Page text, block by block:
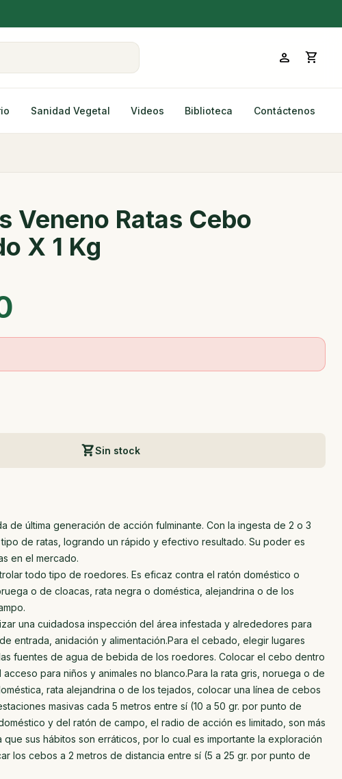
person shopping_cart
Sanidad Vegetal Videos Biblioteca Contáctenos
Veneno Ratas Cebo
X 1 Kg
Sin stock
de última generación de acción fulminante. Con la ingesta de 2 o 3
de ratas, logrando un rápido y efectivo resultado. Su poder es
en el mercado.
todo tipo de roedores. Es eficaz contra el ratón doméstico o
o de cloacas, rata negra o doméstica, alejandrina o de los
una cuidadosa inspección del área infestada y alrededores para
entrada, anidación y alimentación.Para el cebado, elegir lugares
fuentes de agua de bebida de los roedores. Colocar el cebo dentro
para niños y animales no blanco.Para la rata gris, noruega o de
rata alejandrina o de los tejados, colocar una línea de cebos
masivas cada 5 metros entre sí (10 a 50 gr. por punto de
y del ratón de campo, el radio de acción es limitado, son más
sus hábitos son erráticos, por lo cual es importante la exploración
los cebos a 2 metros de distancia entre sí (5 a 25 gr. por punto de